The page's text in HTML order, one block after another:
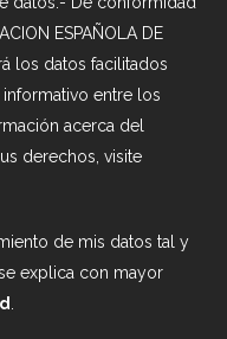
ESPAÑOLA DE
los datos facilitados
entre los
acerca del
derechos, visite
de mis datos tal y
explica con mayor